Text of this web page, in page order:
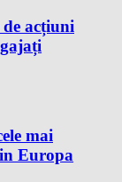
acțiuni
mai
Europa